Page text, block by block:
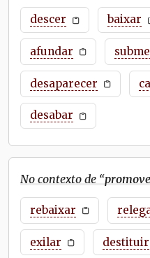
descer baixar
afundar
desaparecer
desabar
No contexto de “
rebaixar
exilar destituir